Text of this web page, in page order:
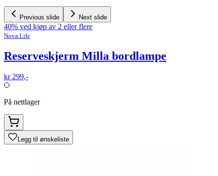
Previous slide Next slide
40% ved kjøp av 2 eller flere
Nova Life
Reserveskjerm Milla bordlampe
kr 299,-
På nettlager
Legg til ønskeliste